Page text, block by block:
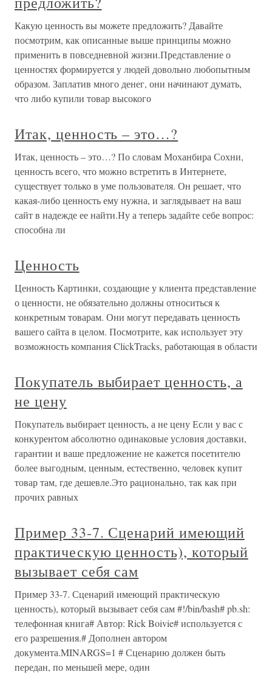
Какую ценность вы можете предложить? Давайте
посмотрим, как описанные выше принципы можно
применить в повседневной жизни.Представление о
ценностях формируется у людей довольно любопытным
образом. Заплатив много денег, они начинают думать,
что либо купили товар высокого
Итак, ценность – это…?
Итак, ценность – это…? По словам Моханбира Сохни,
ценность всего, что можно встретить в Интернете,
существует только в уме пользователя. Он решает, что
какая-либо ценность ему нужна, и заглядывает на ваш
сайт в надежде ее найти.Ну а теперь задайте себе вопрос:
способна ли
Ценность
Ценность Картинки, создающие у клиента представление
о ценности, не обязательно должны относиться к
конкретным товарам. Они могут передавать ценность
вашего сайта в целом. Посмотрите, как использует эту
возможность компания ClickTracks, работающая в области
Покупатель выбирает ценность, а
не цену
Покупатель выбирает ценность, а не цену Если у вас с
конкурентом абсолютно одинаковые условия доставки,
гарантии и ваше предложение не кажется посетителю
более выгодным, ценным, естественно, человек купит
товар там, где дешевле.Это рационально, так как при
прочих равных
Пример 33-7. Сценарий имеющий
практическую ценность), который
вызывает себя сам
Пример 33-7. Сценарий имеющий практическую
ценность), который вызывает себя сам #!/bin/bash# pb.sh:
телефонная книга# Автор: Rick Boivie# используется с
его разрешения.# Дополнен автором
документа.MINARGS=1 # Сценарию должен быть
передан, по меньшей мере, один